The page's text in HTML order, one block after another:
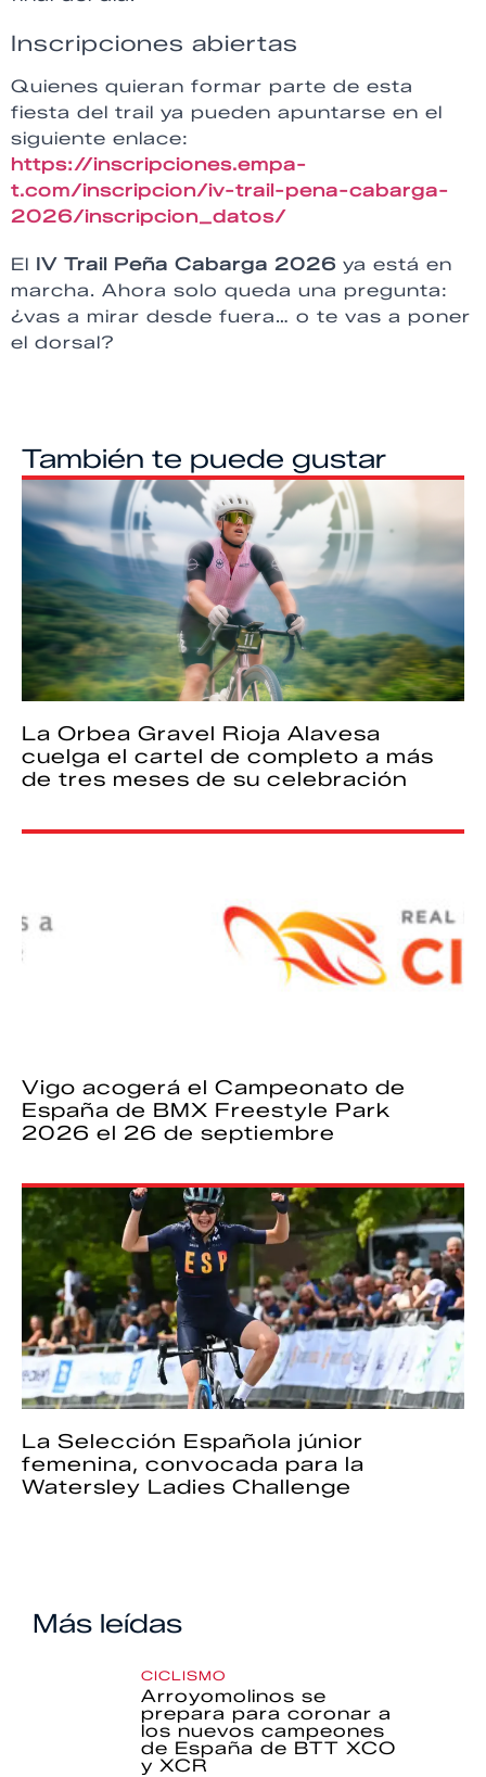
Inscripciones abiertas
Quienes quieran formar parte de esta
fiesta del trail ya pueden apuntarse en el
siguiente enlace:
https://inscripciones.empa-
t.com/inscripcion/iv-trail-pena-cabarga-
2026/inscripcion_datos/
El IV Trail Peña Cabarga 2026 ya está en
marcha. Ahora solo queda una pregunta:
¿vas a mirar desde fuera… o te vas a poner
el dorsal?
También te puede gustar
La Orbea Gravel Rioja Alavesa
cuelga el cartel de completo a más
de tres meses de su celebración
Vigo acogerá el Campeonato de
España de BMX Freestyle Park
2026 el 26 de septiembre
La Selección Española júnior
femenina, convocada para la
Watersley Ladies Challenge
Más leídas
CICLISMO
Arroyomolinos se
prepara para coronar a
los nuevos campeones
de España de BTT XCO
y XCR